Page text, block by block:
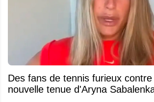
Des fans de tennis furieux
nouvelle tenue d'Aryna